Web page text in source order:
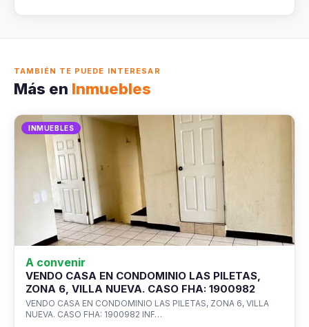
TAMBIÉN TE PUEDE INTERESAR
Más en Inmuebles
INMUEBLES
A convenir
VENDO CASA EN CONDOMINIO LAS PILETAS,
ZONA 6, VILLA NUEVA. CASO FHA: 1900982
VENDO CASA EN CONDOMINIO LAS PILETAS, ZONA 6, VILLA
NUEVA. CASO FHA: 1900982 INF…